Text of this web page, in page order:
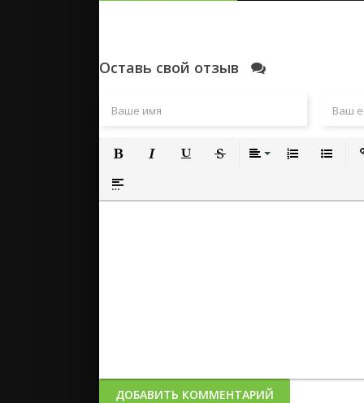
Оставь свой отзыв
Полужирный
Вставка спойлера
ДОБАВИТЬ КОММЕНТАРИЙ